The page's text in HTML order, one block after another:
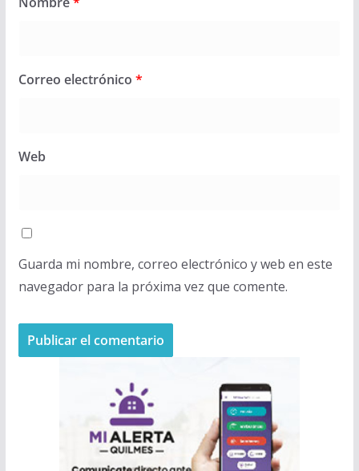
Correo electrónico *
Web
Guarda mi nombre, correo electrónico y web en este
navegador para la próxima vez que comente.